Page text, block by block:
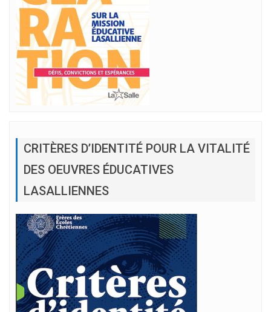
CRITÈRES D’IDENTITÉ POUR LA VITALITÉ
DES OEUVRES ÉDUCATIVES
LASALLIENNES